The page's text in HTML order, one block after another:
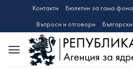
content
Контакти Бюлетин за гама фона
Въпроси и отговори
Български